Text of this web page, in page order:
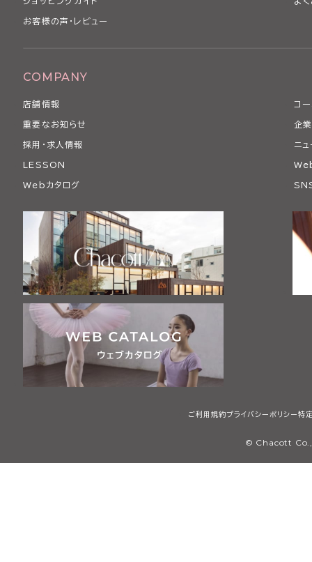
お客様の声・レビュー
COMPANY
店舗情報 コ
重要なお知らせ 企
採用・求人情報 ニ
LESSON
Webカタログ
ご利用規約プライバシーポリシー 特
© Chacott